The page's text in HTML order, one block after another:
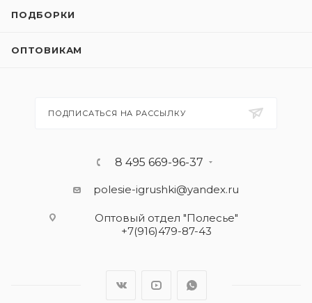
ПОДБОРКИ
ОПТОВИКАМ
ПОДПИСАТЬСЯ НА РАССЫЛКУ
8 495 669-96-37
polesie-igrushki@yandex.ru
Оптовый отдел "Полесье"
+7(916)479-87-43